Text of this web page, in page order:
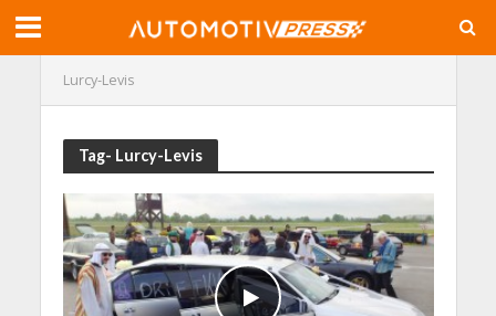
Lurcy-Levis
Tag- Lurcy-Levis